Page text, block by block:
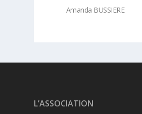
Amanda BUSSIERE
L’ASSOCIATION